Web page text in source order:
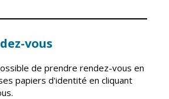
scolaires
Accueil avant
vous
de prendre rendez-vous en
papiers d'identité en cliquant